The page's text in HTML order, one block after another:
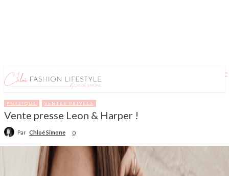
PHYSIQUE VENTES PRIVÉES
Vente presse Leon & Harper !
Par Chloé Simone 0